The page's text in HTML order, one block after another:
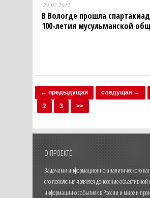
24.02.2012
В Вологде прошла
100-летия мусульманской
← предыдущая следущая →
2
3 >>
О ПРОЕКТЕ
Задачами информационно-аналитического
его появления является донесение объективной
информации о событиях в России и мире и